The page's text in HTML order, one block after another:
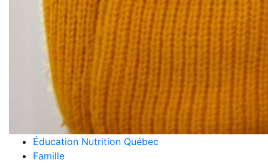
Éducation Nutrition Québec
Famille